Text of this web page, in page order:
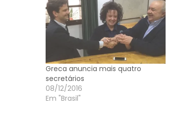
Greca anuncia mais quatro
secretários
08/12/2016
Em "Brasil"